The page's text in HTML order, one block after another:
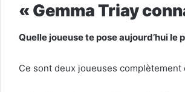
« Gemma Triay
Quelle joueuse te pose aujourd’hui le
Ce sont deux joueuses complètement